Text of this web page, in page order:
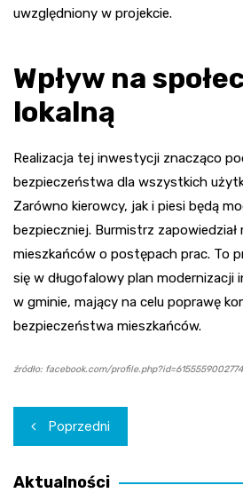
uwzględniony w projekcie.
Wpływ na
lokalną
Realizacja tej inwestycji znacząco
bezpieczeństwa dla wszystkich
Zarówno kierowcy, jak i piesi będą
bezpieczniej. Burmistrz
mieszkańców o postępach prac. To
się w długofalowy plan
w gminie, mający na celu poprawę
bezpieczeństwa mieszkańców.
źródło: facebook.com/
Nawigacja
wpisu
Poprzedni
Aktualności